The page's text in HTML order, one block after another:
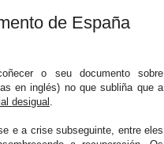
de España
o seu documento sobre
en inglés) no que subliña que a
desigual
e a crise subseguinte, entre eles